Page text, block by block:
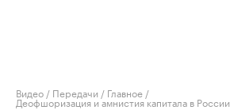
Видео / Передачи / Главное /
Деофшоризация и амнистия капитала в России